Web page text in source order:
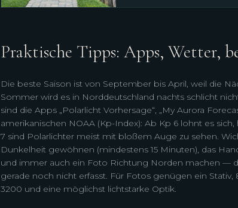
Praktische Tipps: Apps, Wetter,
Die beste Saison ist von September bis April, weil die
Sommer wird es in Norddeutschland nachts schlicht
sind die Apps „Polarlicht Vorhersage“, „My Aurora
amerikanischen NOAA (Kp-Index): Ab Kp 6 lohnt es
7 sind Polarlichter meist mit bloßem Auge zu sehen.
Dunkelheit gewöhnen (mindestens 15 Minuten), das
und immer auch ein Foto Richtung Norden machen —
gerade noch nicht erfasst. Für Fotos genügen ein Stativ,
3200 und eine möglichst lichtstarke Optik.